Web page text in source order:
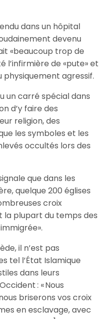
dans un hôpital
devenu
«beaucoup trop de
l’infirmière de «pute» et
physiquement agressif.
un carré spécial dans
d’y faire des
religion, des
les symboles et les
occultés lors des
que dans les
quelque 200 églises
croix
la plupart du temps des
il n’est pas
tel l’État Islamique
dans leurs
: « Nous
briserons vos croix
en esclavage, avec